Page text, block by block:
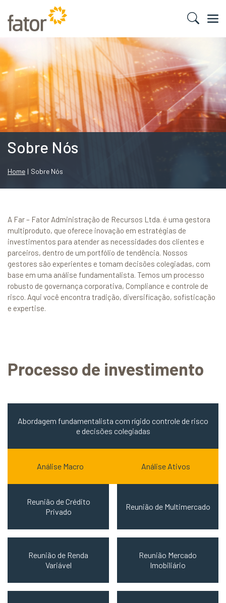
Sobre Nós
Home | Sobre Nós
A Far – Fator Administração de Recursos Ltda. é uma gestora
multiproduto, que oferece inovação em estratégias de
investimentos para atender as necessidades dos clientes e
parceiros, dentro de um portfólio de tendência. Nossos
gestores são experientes e tomam decisões colegiadas, com
base em uma análise fundamentalista. Temos um processo
robusto de governança corporativa, Compliance e controle de
risco. Aqui você encontra tradição, diversificação, sofisticação
e expertise.
Processo de investimento
Abordagem fundamentalista com rígido controle de risco
e decisões colegiadas
Análise Macro Análise Ativos
Reunião de Crédito
Privado
Reunião de Multimercado
Reunião de Renda
Variável
Reunião Mercado
Imobiliário